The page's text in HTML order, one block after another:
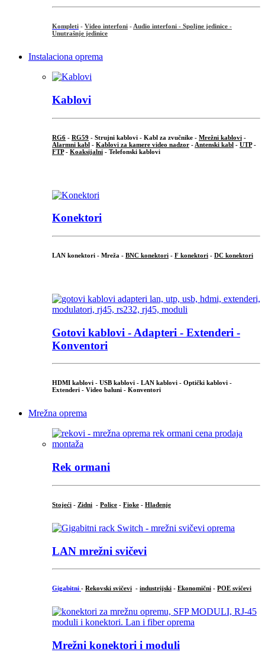
Kompleti - Video interfoni - Audio interfoni - Spoljne jedinice -
Unutrašnje jedinice
Instalaciona oprema
Kablovi
RG6 - RG59 - Strujni kablovi - Kabl za zvučnike - Mrežni kablovi -
Alarmni kabl - Kablovi za kamere video nadzor - Antenski kabl - UTP-
FTP- Koaksijalni - Telefonski kablovi
Konektori
LAN konektori - Mreža - BNC konektori - F konektori - DC konektori
Gotovi kablovi - Adapteri - Extenderi -
Konventori
HDMI kablovi - USB kablovi - LAN kablovi - Optički kablovi -
Extenderi - Video baluni - Konventori
Mrežna oprema
Rek ormani
Stojeći - Zidni - Police - Fioke - Hlađenje
LAN mrežni svičevi
Gigabitni - Rekovski svičevi - industrijski - Ekonomični - POE svičevi
Mrežni konektori i moduli